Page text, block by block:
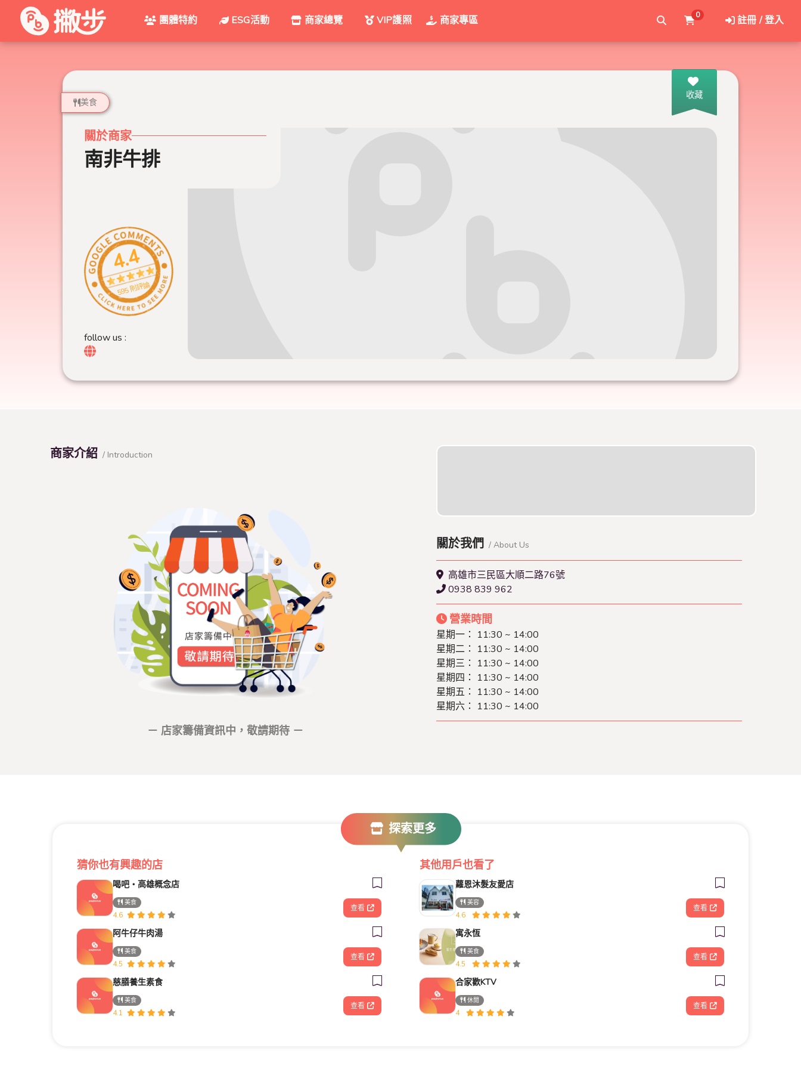
團體特約 ESG活動 商家總覽 VIP護照 商家專區 0 註冊 / 登入
收藏
美食
關於商家
南非牛排
4.4
595 則評論
follow us :
商家介紹 / Introduction
－ 店家籌備資訊中，敬請期待 －
關於我們 / About Us
高雄市三民區大順二路76號
0938 839 962
營業時間
星期一： 11:30 ~ 14:00
星期二： 11:30 ~ 14:00
星期三： 11:30 ~ 14:00
星期四： 11:30 ~ 14:00
星期五： 11:30 ~ 14:00
星期六： 11:30 ~ 14:00
探索更多
猜你也有興趣的店
喝吧‧高雄概念店
美食
4.6
查看
阿牛仔牛肉湯
美食
4.5
查看
慈膳養生素食
美食
4.1
查看
其他用戶也看了
蘿恩沐髮友愛店
美容
4.6
查看
寓永恆
美食
4.5
查看
合家歡KTV
休閒
4
查看